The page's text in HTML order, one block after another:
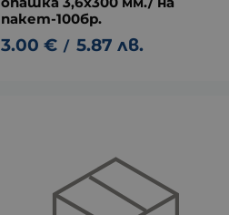
пакет-100бр.
3.00 € / 5.87 лв.